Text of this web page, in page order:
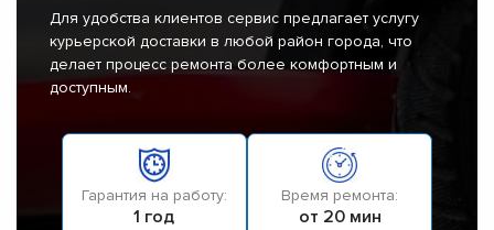
Для удобства клиентов сервис предлагает услугу
курьерской доставки в любой район города, что
делает процесс ремонта более комфортным и
доступным.
Гарантия на работу:
1 год
Время ремонта:
от 20 мин